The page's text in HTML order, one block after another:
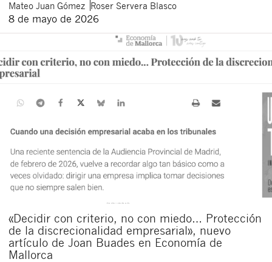
Mateo Juan Gómez Roser Servera Blasco
8 de mayo de 2026
«Decidir con criterio, no con miedo… Protección
de la discrecionalidad empresarial», nuevo
artículo de Joan Buades en Economía de
Mallorca